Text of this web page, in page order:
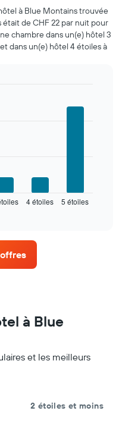
à Blue Montains trouvée
était de CHF 22 par nuit pour
chambre dans un(e) hôtel 3
dans un(e) hôtel 4 étoiles à
4 étoiles 5 étoiles
à Blue
et les meilleurs
2 étoiles et moins